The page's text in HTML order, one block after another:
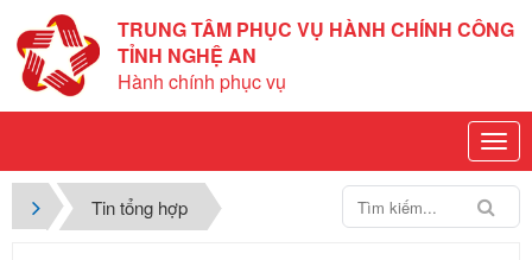
TRUNG TÂM PHỤC VỤ HÀNH CHÍNH CÔNG
TỈNH NGHỆ AN
Hành chính phục vụ
Tin tổng hợp